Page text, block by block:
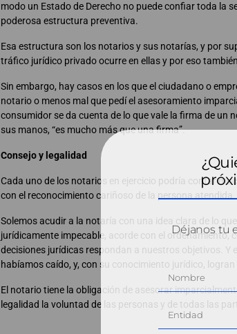
modo un Estado de Derecho no puede confiar toda la
poderosa estructura preventiva.
Esa estructura son los notarios y sus notarías, y por
tráfico jurídico privado ocurre en ellas y por eso
Sin embargo, hay casos en los que el ciudadano o
notario o menos mal que pedí el asesoramiento
consumidor se da cuenta de lo que vale la firma de un
sus manos, “es mucho más que una firma”.
Consejo y legalidad
Cada uno de los notarios en ejercicio podría contar
con el reconocimiento cariñoso de la persona atendida.
Solemos acudir a la notaría con una idea clara de lo
jurídicamente impecable, acorde con el
decisiones jurídicas respondan a nuestros objetivos.
habíamos caído, y, con su conocimiento jurídico,
El notario tiene la obligación de asesorar
legalidad la voluntad de las personas y de todas las
Déjanos tu